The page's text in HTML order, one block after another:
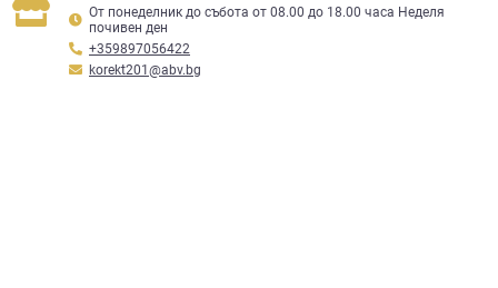
От понеделник до събота от 08.00 до 18.00 часа Неделя
почивен ден
+359897056422
korekt201@abv.bg